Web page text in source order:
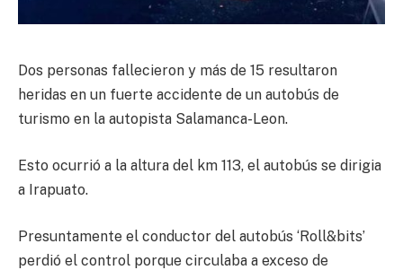
Dos personas fallecieron y más de 15 resultaron
heridas en un fuerte accidente de un autobús de
turismo en la autopista Salamanca-Leon.
Esto ocurrió a la altura del km 113, el autobús se dirigia
a Irapuato.
Presuntamente el conductor del autobús ‘Roll&bits’
perdió el control porque circulaba a exceso de